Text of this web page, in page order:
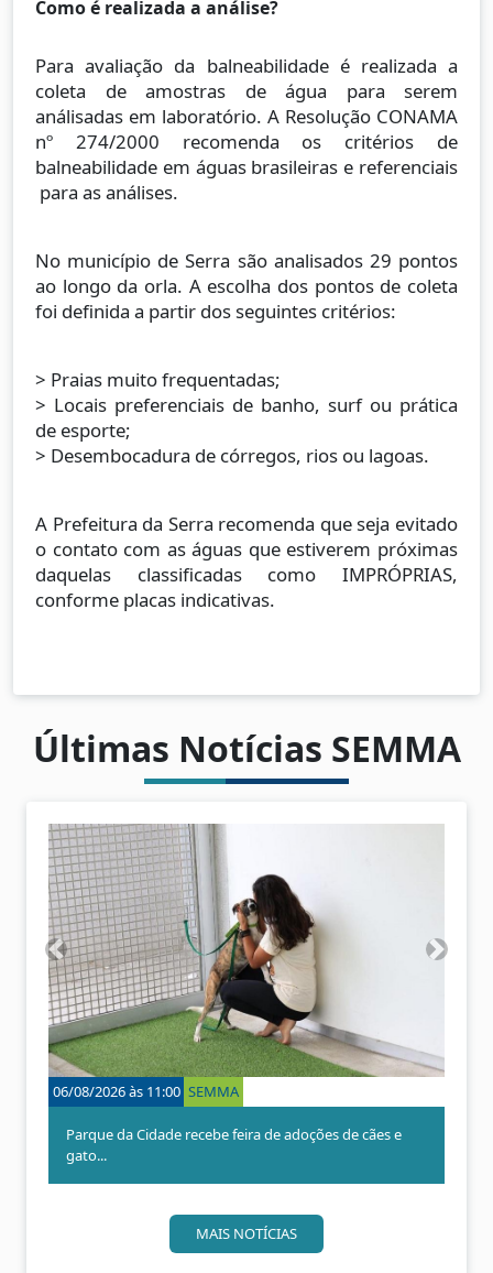
Como é realizada a análise?
Para avaliação da balneabilidade é realizada a
coleta de amostras de água para serem
análisadas em laboratório. A Resolução CONAMA
nº 274/2000 recomenda os critérios de
balneabilidade em águas brasileiras e referenciais
para as análises.
No município de Serra são analisados 29 pontos
ao longo da orla. A escolha dos pontos de coleta
foi definida a partir dos seguintes critérios:
> Praias muito frequentadas;
> Locais preferenciais de banho, surf ou prática
de esporte;
> Desembocadura de córregos, rios ou lagoas.
A Prefeitura da Serra recomenda que seja evitado
o contato com as águas que estiverem próximas
daquelas classificadas como IMPRÓPRIAS,
conforme placas indicativas.
Últimas Notícias SEMMA
06/08/2026 às 11:00 SEMMA
Parque da Cidade recebe feira de adoções de cães e
gato...
A
n
t
e
r
i
o
r
P
m
o
MAIS NOTÍCIAS